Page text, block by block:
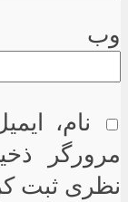
نام،
مرورگر
نظری ثبت